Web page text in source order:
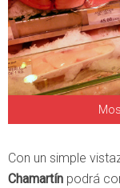
Con un simple
Chamartín podrá